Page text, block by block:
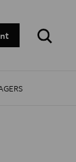
Zoeken: